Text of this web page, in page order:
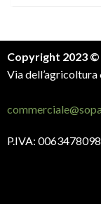
Copyright 2023 ©
Via
P.IVA: